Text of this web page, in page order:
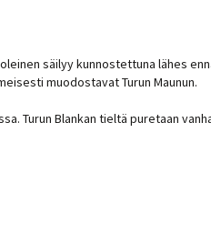
säilyy kunnostettuna lähes
muodostavat Turun Maunun.
Turun Blankan tieltä puretaan